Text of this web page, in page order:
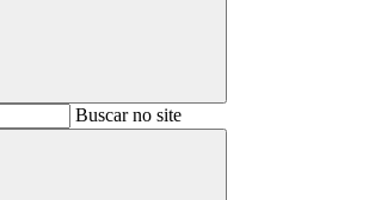
BuscarBuscar no site